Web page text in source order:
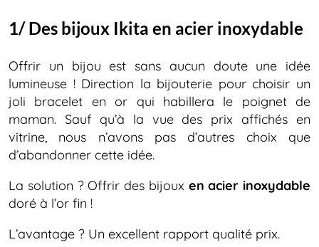
1/ Des bijoux Ikita en acier inoxydable
Offrir un bijou est sans aucun doute une idée
lumineuse ! Direction la bijouterie pour choisir un
joli bracelet en or qui habillera le poignet de
maman. Sauf qu’à la vue des prix affichés en
vitrine, nous n’avons pas d’autres choix que
d’abandonner cette idée.
La solution ? Offrir des bijoux en acier inoxydable
doré à l’or fin !
L’avantage ? Un excellent rapport qualité prix.